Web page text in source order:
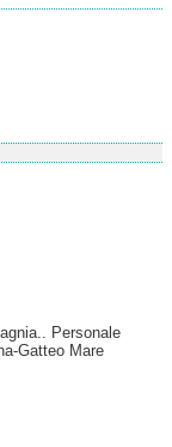
Personale
Gatteo Mare